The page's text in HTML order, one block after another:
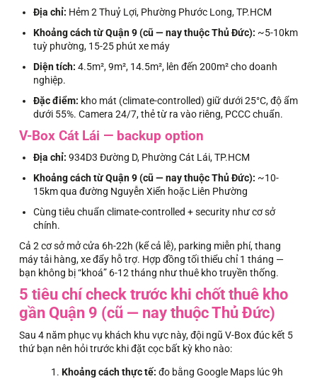
Địa chỉ: Hẻm 2 Thuỷ Lợi, Phường Phước Long, TP.HCM
Khoảng cách từ Quận 9 (cũ — nay thuộc Thủ Đức): ~5-10km
tuỳ phường, 15-25 phút xe máy
Diện tích: 4.5m², 9m², 14.5m², lên đến 200m² cho doanh
nghiệp.
Đặc điểm: kho mát (climate-controlled) giữ dưới 25°C, độ ẩm
dưới 55%. Camera 24/7, thẻ từ ra vào riêng, PCCC chuẩn.
V-Box Cát Lái — backup option
Địa chỉ: 934D3 Đường D, Phường Cát Lái, TP.HCM
Khoảng cách từ Quận 9 (cũ — nay thuộc Thủ Đức): ~10-
15km qua đường Nguyễn Xiển hoặc Liên Phường
Cùng tiêu chuẩn climate-controlled + security như cơ sở
chính.
Cả 2 cơ sở mở cửa 6h-22h (kể cả lễ), parking miễn phí, thang
máy tải hàng, xe đẩy hỗ trợ. Hợp đồng tối thiểu chỉ 1 tháng —
bạn không bị “khoá” 6-12 tháng như thuê kho truyền thống.
5 tiêu chí check trước khi chốt thuê kho
gần Quận 9 (cũ — nay thuộc Thủ Đức)
Sau 4 năm phục vụ khách khu vực này, đội ngũ V-Box đúc kết 5
thứ bạn nên hỏi trước khi đặt cọc bất kỳ kho nào:
Khoảng cách thực tế: đo bằng Google Maps lúc 9h